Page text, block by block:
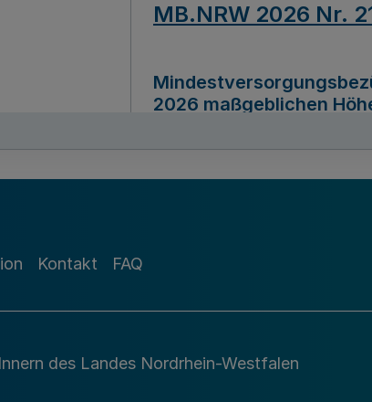
MB.NRW 2026 Nr.
2026 maßgeblichen
Richtlinie zur
Kontakt FAQ
des Landes Nordrhein-Westfalen